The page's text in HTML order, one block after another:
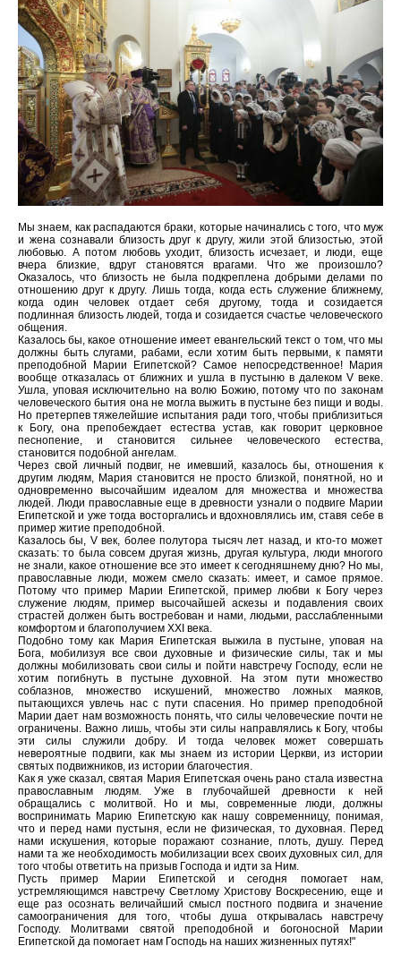
Мы знаем, как распадаются браки, которые начинались с того, что муж
и жена сознавали близость друг к другу, жили этой близостью, этой
любовью. А потом любовь уходит, близость исчезает, и люди, еще
вчера близкие, вдруг становятся врагами. Что же произошло?
Оказалось, что близость не была подкреплена добрыми делами по
отношению друг к другу. Лишь тогда, когда есть служение ближнему,
когда один человек отдает себя другому, тогда и созидается
подлинная близость людей, тогда и созидается счастье человеческого
общения.
Казалось бы, какое отношение имеет евангельский текст о том, что мы
должны быть слугами, рабами, если хотим быть первыми, к памяти
преподобной Марии Египетской? Самое непосредственное! Мария
вообще отказалась от ближних и ушла в пустыню в далеком V веке.
Ушла, уповая исключительно на волю Божию, потому что по законам
человеческого бытия она не могла выжить в пустыне без пищи и воды.
Но претерпев тяжелейшие испытания ради того, чтобы приблизиться
к Богу, она препобеждает естества устав, как говорит церковное
песнопение, и становится сильнее человеческого естества,
становится подобной ангелам.
Через свой личный подвиг, не имевший, казалось бы, отношения к
другим людям, Мария становится не просто близкой, понятной, но и
одновременно высочайшим идеалом для множества и множества
людей. Люди православные еще в древности узнали о подвиге Марии
Египетской и уже тогда восторгались и вдохновлялись им, ставя себе в
пример житие преподобной.
Казалось бы, V век, более полутора тысяч лет назад, и кто-то может
сказать: то была совсем другая жизнь, другая культура, люди многого
не знали, какое отношение все это имеет к сегодняшнему дню? Но мы,
православные люди, можем смело сказать: имеет, и самое прямое.
Потому что пример Марии Египетской, пример любви к Богу через
служение людям, пример высочайшей аскезы и подавления своих
страстей должен быть востребован и нами, людьми, расслабленными
комфортом и благополучием XXI века.
Подобно тому как Мария Египетская выжила в пустыне, уповая на
Бога, мобилизуя все свои духовные и физические силы, так и мы
должны мобилизовать свои силы и пойти навстречу Господу, если не
хотим погибнуть в пустыне духовной. На этом пути множество
соблазнов, множество искушений, множество ложных маяков,
пытающихся увлечь нас с пути спасения. Но пример преподобной
Марии дает нам возможность понять, что силы человеческие почти не
ограничены. Важно лишь, чтобы эти силы направлялись к Богу, чтобы
эти силы служили добру. И тогда человек может совершать
невероятные подвиги, как мы знаем из истории Церкви, из истории
святых подвижников, из истории благочестия.
Как я уже сказал, святая Мария Египетская очень рано стала известна
православным людям. Уже в глубочайшей древности к ней
обращались с молитвой. Но и мы, современные люди, должны
воспринимать Марию Египетскую как нашу современницу, понимая,
что и перед нами пустыня, если не физическая, то духовная. Перед
нами искушения, которые поражают сознание, плоть, душу. Перед
нами та же необходимость мобилизации всех своих духовных сил, для
того чтобы ответить на призыв Господа и идти за Ним.
Пусть пример Марии Египетской и сегодня помогает нам,
устремляющимся навстречу Светлому Христову Воскресению, еще и
еще раз осознать величайший смысл постного подвига и значение
самоограничения для того, чтобы душа открывалась навстречу
Господу. Молитвами святой преподобной и богоносной Марии
Египетской да помогает нам Господь на наших жизненных путях!"